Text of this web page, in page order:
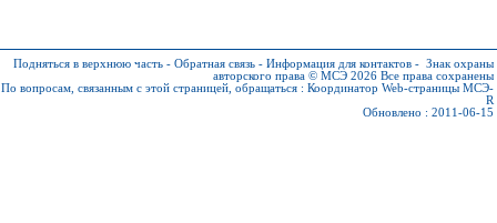
Подняться в верхнюю часть - Обратная связь - Информация для контактов - Знак охраны
авторского права © МСЭ 2026 Все права сохранены
По вопросам, связанным с этой страницей, обращаться : Координатор Web-страницы МСЭ-
R
Обновлено : 2011-06-15